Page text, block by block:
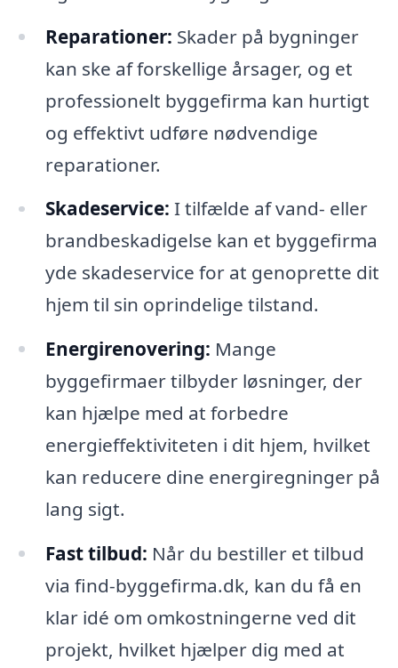
Reparationer: Skader på bygninger
kan ske af forskellige årsager, og et
professionelt byggefirma kan hurtigt
og effektivt udføre nødvendige
reparationer.
Skadeservice: I tilfælde af vand- eller
brandbeskadigelse kan et byggefirma
yde skadeservice for at genoprette dit
hjem til sin oprindelige tilstand.
Energirenovering: Mange
byggefirmaer tilbyder løsninger, der
kan hjælpe med at forbedre
energieffektiviteten i dit hjem, hvilket
kan reducere dine energiregninger på
lang sigt.
Fast tilbud: Når du bestiller et tilbud
via find-byggefirma.dk, kan du få en
klar idé om omkostningerne ved dit
projekt, hvilket hjælper dig med at